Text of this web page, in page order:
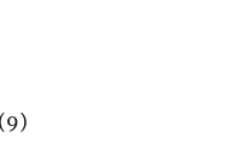
(9)